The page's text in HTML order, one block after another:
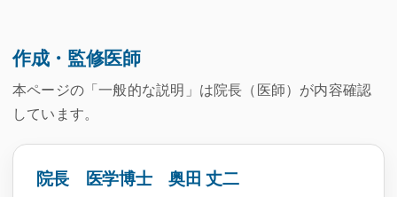
作成・監修医師
本ページの「一般的な説明」は院長（医師）が内容確認
しています。
院長 医学博士 奥田 丈二